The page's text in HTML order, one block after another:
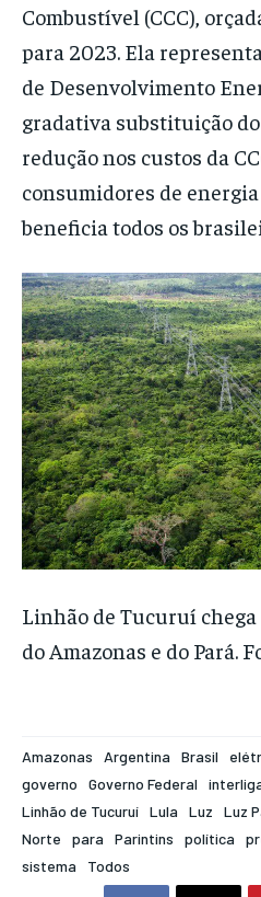
Combustível (CCC),
para 2023. Ela
de Desenvolvimento
gradativa substituição
redução nos custos da
consumidores de
beneficia todos os
Linhão de Tucuruí
do Amazonas e do Pará.
Amazonas Argentina Brasil
governo
Governo Federal
Linhão de Tucuruí Lula Luz Luz
Norte
para Parintins política
sistema
Todos